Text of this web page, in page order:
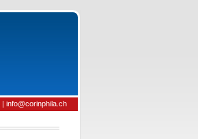
info@corinphila.ch